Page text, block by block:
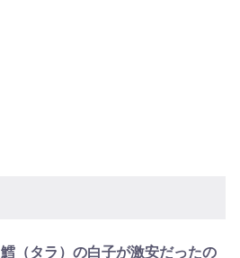
鱈（タラ）の白子が激安だったの